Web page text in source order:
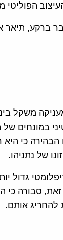
ברקע, תיאר
משקל
במונחים של
כי
של נתניהו.
גדול
סבורה כי
להחריג אותם.